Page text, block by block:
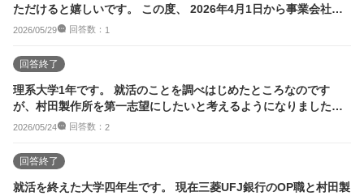
ただけると嬉しいです。 この度、 2026年4月1日から事業会社化
されたパ...
2026/05/29 回答数： 1
回答終了
理系大学1年です。 就活のことを調べはじめたところなのです
が、村田製作所を第一志望にしたいと考えるようになりました。
ただ、実際の合格...
2026/05/24 回答数： 2
回答終了
就活を終えた大学四年生です。 現在三菱UFJ銀行のOP職と村田製